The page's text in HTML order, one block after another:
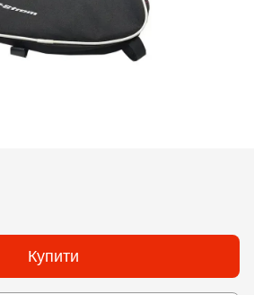
Купити